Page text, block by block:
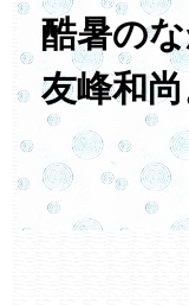
酷暑の
友峰和